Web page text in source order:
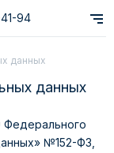
94
данных
данных
Федерального
№152-ФЗ,